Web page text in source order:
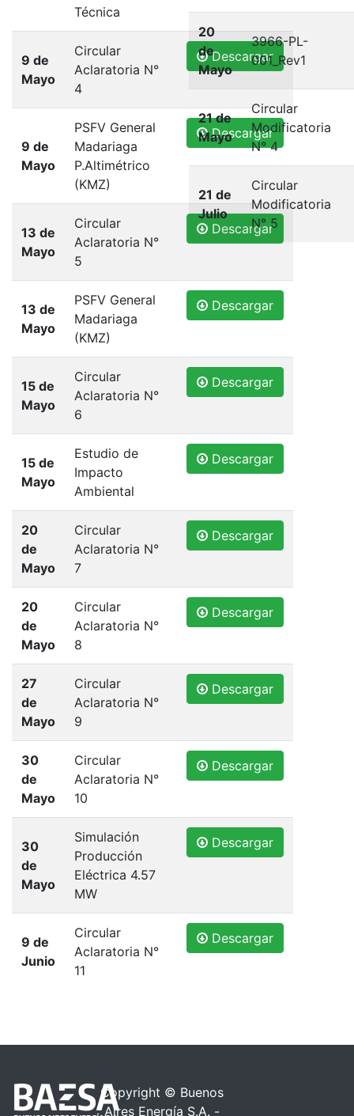
Técnica
9 de
Mayo
Circular
Aclaratoria N°
4
Descargar
9 de
Mayo
PSFV General
Madariaga
P.Altimétrico
(KMZ)
Descargar
13 de
Mayo
Circular
Aclaratoria N°
5
Descargar
13 de
Mayo
PSFV General
Madariaga
(KMZ)
Descargar
15 de
Mayo
Circular
Aclaratoria N°
6
Descargar
15 de
Mayo
Estudio de
Impacto
Ambiental
Descargar
20
de
Mayo
Circular
Aclaratoria N°
7
Descargar
20
de
Mayo
Circular
Aclaratoria N°
8
Descargar
27
de
Mayo
Circular
Aclaratoria N°
9
Descargar
30
de
Mayo
Circular
Aclaratoria N°
10
Descargar
30
de
Mayo
Simulación
Producción
Eléctrica 4.57
MW
Descargar
9 de
Junio
Circular
Aclaratoria N°
11
Descargar
20
de
Mayo
3966-PL-
001_Rev1
21 de
Mayo
Circular
Modificatoria
N° 4
21 de
Julio
Circular
Modificatoria
N° 5
Copyright © Buenos
Aires Energía S.A. -